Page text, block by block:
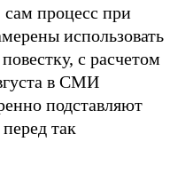
процесс при
использовать
с расчетом
в СМИ
подставляют
так